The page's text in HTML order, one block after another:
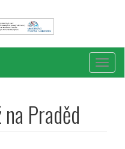
Praděd